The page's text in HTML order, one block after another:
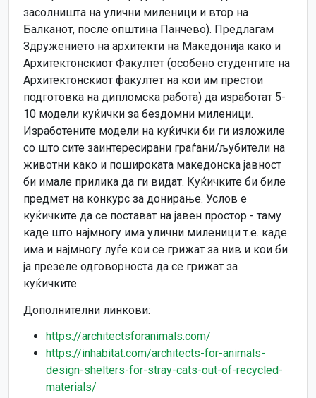
засолништа на улични миленици и втор на
Балканот, после општина Панчево). Предлагам
Здружението на архитекти на Македонија како и
Архитектонскиот Факултет (особено студентите на
Архитектонскиот факултет на кои им престои
подготовка на дипломска работа) да изработат 5-
10 модели куќички за бездомни миленици.
Изработените модели на куќички би ги изложиле
со што сите заинтересирани граѓани/љубители на
животни како и пошироката македонска јавност
би имале прилика да ги видат. Куќичките би биле
предмет на конкурс за донирање. Услов е
куќичките да се постават на јавен простор - таму
каде што најмногу има улични миленици т.е. каде
има и најмногу луѓе кои се грижат за нив и кои би
ја презеле одговорноста да се грижат за
куќичките
Дополнителни линкови:
https://architectsforanimals.com/
https://inhabitat.com/architects-for-animals-
design-shelters-for-stray-cats-out-of-recycled-
materials/